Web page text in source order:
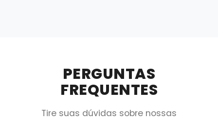
PERGUNTAS
FREQUENTES
Tire suas dúvidas sobre nossas